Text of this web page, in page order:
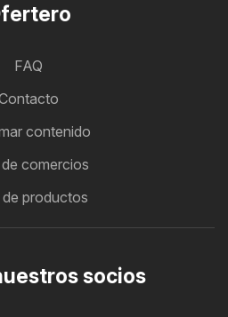
FAQ
contenido
comercios
de productos
socios